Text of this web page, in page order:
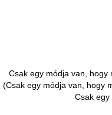
Csak egy módja van, hogy
(Csak egy módja van, hogy
Csak